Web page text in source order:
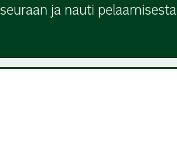
seuraan ja nauti pelaamisesta